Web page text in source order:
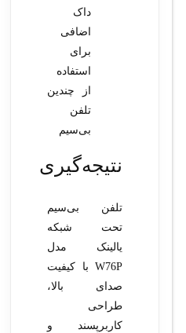
داک
اضافی
برای
استفاده
از چندین
تلفن
بی‌سیم
نتیجه‌گیری
تلفن بی‌سیم
تحت شبکه
یالینک مدل
W76P با کیفیت
صدای بالا،
طراحی
کاربرپسند و